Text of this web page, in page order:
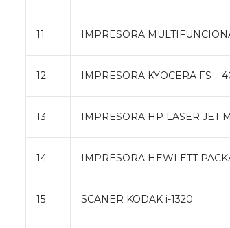
11 IMPRESORA
12 IMPRESORA KYOCERA FS –
13 IMPRESORA HP LASER JET
14 IMPRESORA HEWLETT
15 SCANER KODAK i-1320